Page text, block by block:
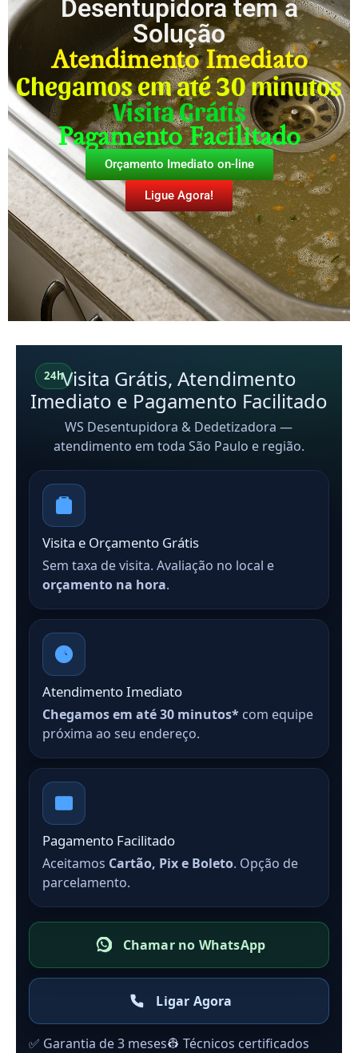
Desentupidora tem a
Solução
Atendimento Imediato
Chegamos em até 30 minutos
Visita Grátis
Pagamento Facilitado
Orçamento Imediato on-line
Ligue Agora!
24hVisita Grátis, Atendimento
Imediato e Pagamento Facilitado
WS Desentupidora & Dedetizadora —
atendimento em toda São Paulo e região.
Visita e Orçamento Grátis
Sem taxa de visita. Avaliação no local e
orçamento na hora.
Atendimento Imediato
Chegamos em até 30 minutos* com equipe
próxima ao seu endereço.
Pagamento Facilitado
Aceitamos Cartão, Pix e Boleto. Opção de
parcelamento.
Chamar no WhatsApp
Ligar Agora
✅ Garantia de 3 meses👷 Técnicos certificados